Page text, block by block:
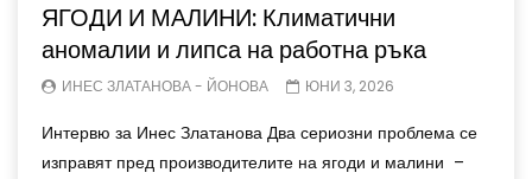
ЯГОДИ И МАЛИНИ: Климатични
аномалии и липса на работна ръка
ИНЕС ЗЛАТАНОВА - ЙОНОВА ЮНИ 3, 2026
Интервю за Инес Златанова Два сериозни проблема се
изправят пред производителите на ягоди и малини –